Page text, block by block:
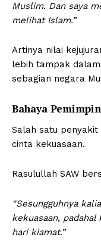
Muslim. Dan saya
melihat Islam.”
Artinya nilai
lebih tampak
sebagian negara
Bahaya
Salah satu
cinta kekuasaan.
Rasulullah SAW
“Sesungguhnya
kekuasaan,
hari kiamat.”